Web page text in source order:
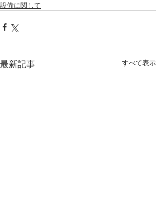
設備に関して
最新記事 すべて表示